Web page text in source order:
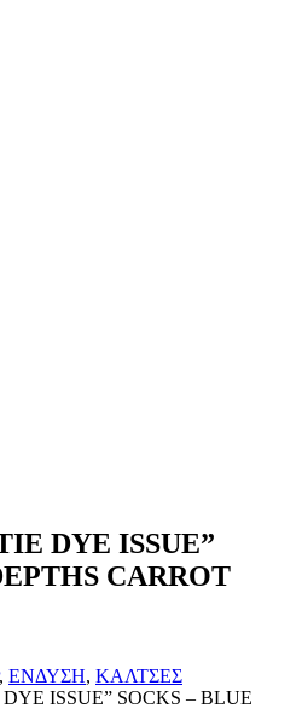
DYE ISSUE”
CARROT
, ΕΝΔΥΣΗ, ΚΑΛΤΣΕΣ
ISSUE” SOCKS – BLUE